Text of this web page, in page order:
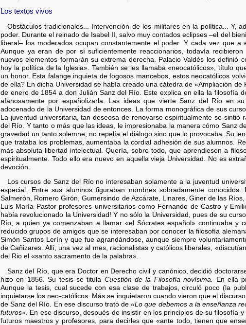
Los textos vivos
Obstáculos tradicionales... Intervención de los militares en la política... Y,
poder. Durante el reinado de Isabel II, salvo muy contados eclipses –el del
liberal– los moderados ocupan constantemente el poder. Y cada vez que
Aunque ya eran de por sí suficientemente reaccionarios, todavía
nuevos elementos formarán su extrema derecha. Palacio Valdés los definió
hoy la política de la Iglesia». También se les llamaba «neocatólicos», título
un honor. Esta falange inquieta de fogosos mancebos, estos neocatólicos
de ella? En dicha Universidad se había creado una cátedra de «Ampliación
de enero de 1854 a don Julián Sanz del Río. Este explica en ella la filosofía
afanosamente por españolizarla. Las ideas que vierte Sanz del Río en
adocenado de la Universidad de entonces. La forma monográfica de sus
La juventud universitaria, tan deseosa de renovarse espiritualmente se
del Río. Y tanto o más que las ideas, le impresionaba la manera cómo Sanz
gravedad un tanto solemne, no repelía el diálogo sino que lo provocaba. Su
que trataba los problemas, aumentaba la cordial adhesión de sus alumnos.
más absoluta libertad intelectual. Quería, sobre todo, que aprendiesen a
espiritualmente. Todo ello era nuevo en aquella vieja Universidad. No es
devoción.
Los cursos de Sanz del Río no interesaban solamente a la juventud
especial. Entre sus alumnos figuraban nombres sobradamente
Salmerón, Romero Girón, Gumersindo de Azcárate, Linares, Giner de las
Luis María Pastor profesores universitarios como Fernando de Castro y
había revolucionado la Universidad! Y no sólo la Universidad, pues de su
Río, a quien ya comenzaban a llamar «el Sócrates español» continuaba y
reducido grupos de amigos que se interesaban por conocer la filosofía
Simón Santos Lerín y que fue agrandándose, aunque siempre
de Cañizares. Allí, una vez al mes, racionalistas y católicos liberales,
del Rio el «santo sacramento de la palabra».
Sanz del Río, que era Doctor en Derecho civil y canónico, decidió
hizo en 1856. Su tesis se titula Cuestión de la Filosofía novísima.
En ella
Aunque la tesis, cual sucede con esa clase de trabajos, circuló poco (la
inquietarse los neo-católicos. Más se inquietaron cuando vieron que el
de Sanz del Río. En ese discurso trató de«Lo que debemos a la enseñanza
futuros». En ese discurso, después de insistir en los principios de su filosofía
futuros maestros y profesores, para decirles que «ante todo, tienen que